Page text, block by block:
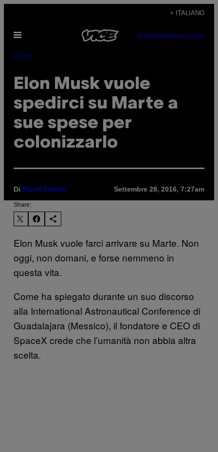
contenuto
+ ITALIANO
Apri
SUBSCRIBENEWSLETTER
Crime
Elon Musk vuole
spedirci su Marte a
sue spese per
colonizzarlo
Di Noah Kulwin Settembre 28, 2016, 7:27am
Share:
Elon Musk vuole farci arrivare su Marte. Non
oggi, non domani, e forse nemmeno in
questa vita.
Come ha spiegato durante un suo discorso
alla International Astronautical Conference di
Guadalajara (Messico), il fondatore e CEO di
SpaceX crede che l’umanità non abbia altra
scelta.